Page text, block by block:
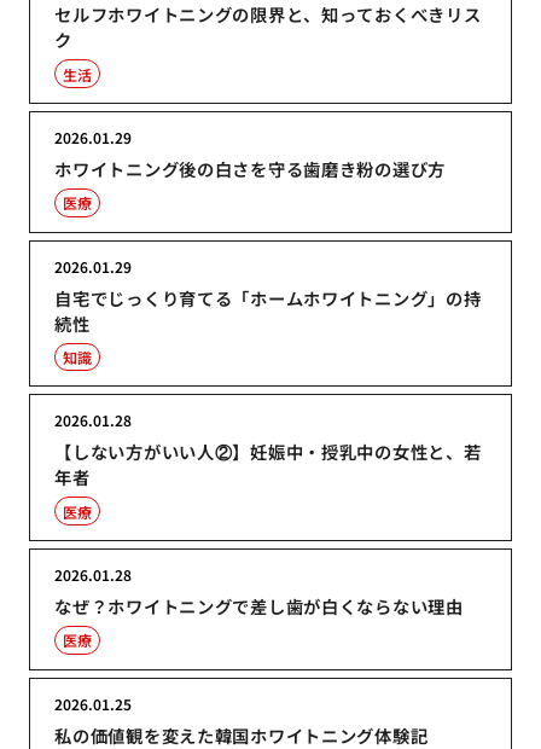
セルフホワイトニングの限界と、知っておくべきリス
ク
生活
ホワイトニング後の白さを守る歯磨き粉の選び方
2026.01.29
医療
自宅でじっくり育てる「ホームホワイトニング」の持
続性
2026.01.29
知識
【しない方がいい人②】妊娠中・授乳中の女性と、若
年者
2026.01.28
医療
なぜ？ホワイトニングで差し歯が白くならない理由
2026.01.28
医療
私の価値観を変えた韓国ホワイトニング体験記
2026.01.25